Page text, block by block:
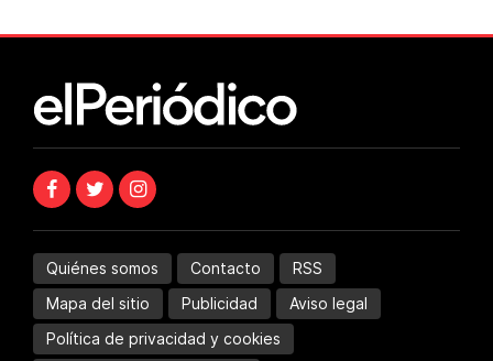
Quiénes somos Contacto
RSS
Mapa del sitio
Publicidad
Aviso legal
Política de privacidad y cookies